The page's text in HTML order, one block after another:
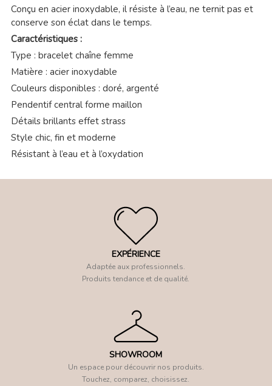
Conçu en acier inoxydable, il résiste à l’eau, ne ternit pas et
conserve son éclat dans le temps.
Caractéristiques :
Type : bracelet chaîne femme
Matière : acier inoxydable
Couleurs disponibles : doré, argenté
Pendentif central forme maillon
Détails brillants effet strass
Style chic, fin et moderne
Résistant à l’eau et à l’oxydation
EXPÉRIENCE
Adaptée aux professionnels.
Produits tendance et de qualité.
SHOWROOM
Un espace pour découvrir nos produits.
Touchez, comparez, choisissez.